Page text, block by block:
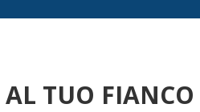
AL TUO FIANCO